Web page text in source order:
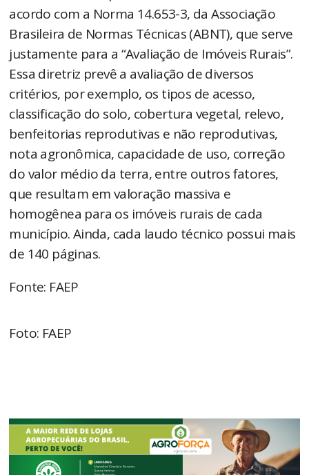
acordo com a Norma 14.653-3, da Associação
Brasileira de Normas Técnicas (ABNT), que serve
justamente para a “Avaliação de Imóveis Rurais”.
Essa diretriz prevê a avaliação de diversos
critérios, por exemplo, os tipos de acesso,
classificação do solo, cobertura vegetal, relevo,
benfeitorias reprodutivas e não reprodutivas,
nota agronômica, capacidade de uso, correção
do valor médio da terra, entre outros fatores,
que resultam em valoração massiva e
homogênea para os imóveis rurais de cada
município. Ainda, cada laudo técnico possui mais
de 140 páginas.
Fonte: FAEP
Foto: FAEP